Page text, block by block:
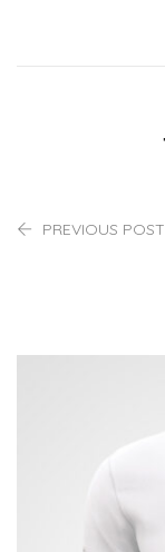
PREVIOUS POST